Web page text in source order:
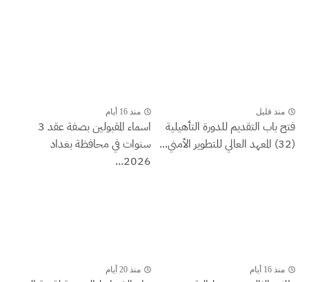
منذ قليل
فتح باب التقديم للدورة التأهيلية
(32) المعهد العالي للتطوير الأمني...
منذ 16 أيام
اسماء المقبولين بصفة عقد 3
سنوات في محافظة بغداد
2026...
منذ 16 أيام منذ 20 أيام